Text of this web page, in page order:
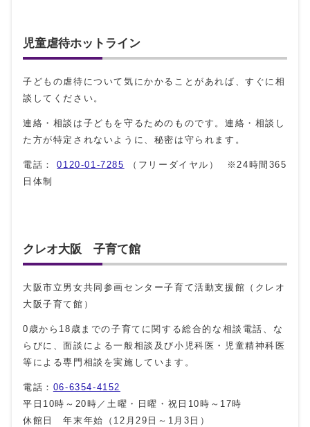
児童虐待ホットライン
子どもの虐待について気にかかることがあれば、すぐに相
談してください。
連絡・相談は子どもを守るためのものです。連絡・相談し
た方が特定されないように、秘密は守られます。
電話：0120-01-7285
（フリーダイヤル） ※24時間365
日体制
クレオ大阪 子育て館
大阪市立男女共同参画センター子育て活動支援館（クレオ
大阪子育て館）
0歳から18歳までの子育てに関する総合的な相談電話、な
らびに、面談による一般相談及び小児科医・児童精神科医
等による専門相談を実施しています。
電話： 06-6354-4152
平日10時～20時／土曜・日曜・祝日10時～17時
休館日 年末年始（12月29日～1月3日）